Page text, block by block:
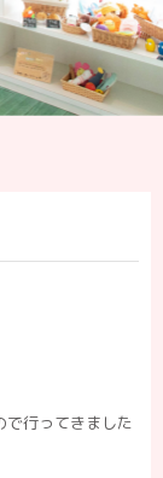
で行ってきました